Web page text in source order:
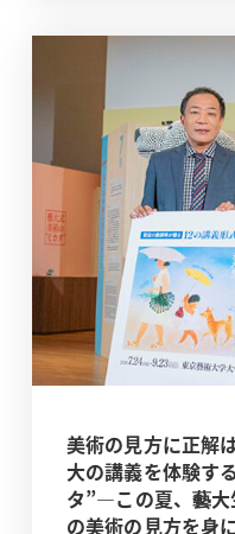
美術の見方に正解
大の講義を体験す
タ”―この夏、藝
の美術の見方を身